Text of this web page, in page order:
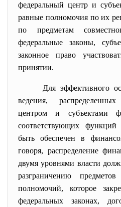
федеральный центр и
равные полномочия по их
по предметам
федеральные законы,
законное право
принятии.
Для эффективного
ведения,
центром и субъектами
соответствующих
быть обеспечен в
говоря, распределение
двумя уровнями власти
разграничению
полномочий, которое
федеральных законах,